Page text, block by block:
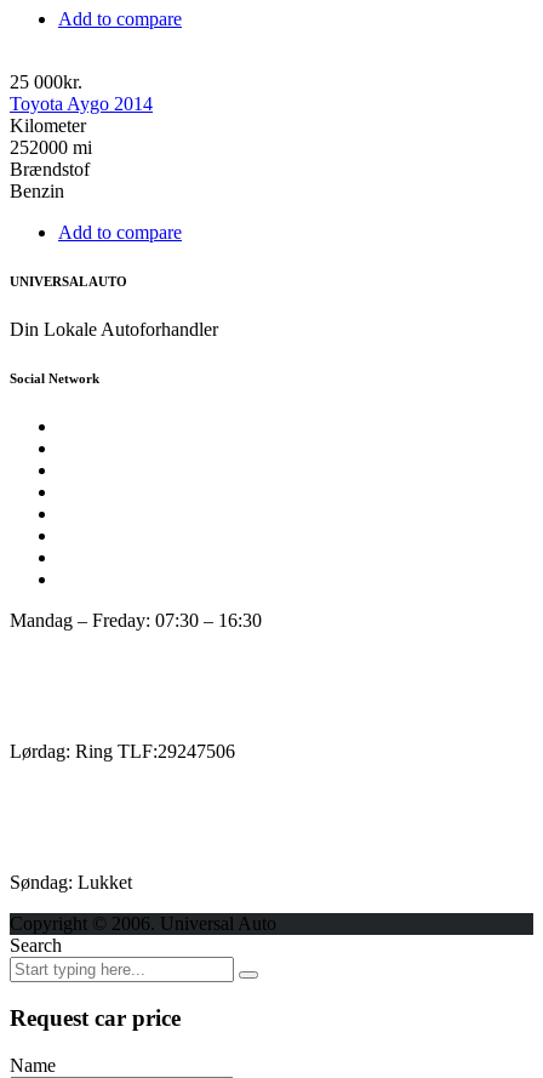
Add to compare
25 000kr.
Toyota Aygo 2014
Kilometer
252000 mi
Brændstof
Benzin
Add to compare
UNIVERSAL AUTO
Din Lokale Autoforhandler
Social Network
Mandag – Freday: 07:30 – 16:30
Lørdag: Ring TLF:29247506
Søndag: Lukket
Copyright © 2006. Universal Auto
Search
Request car price
Name